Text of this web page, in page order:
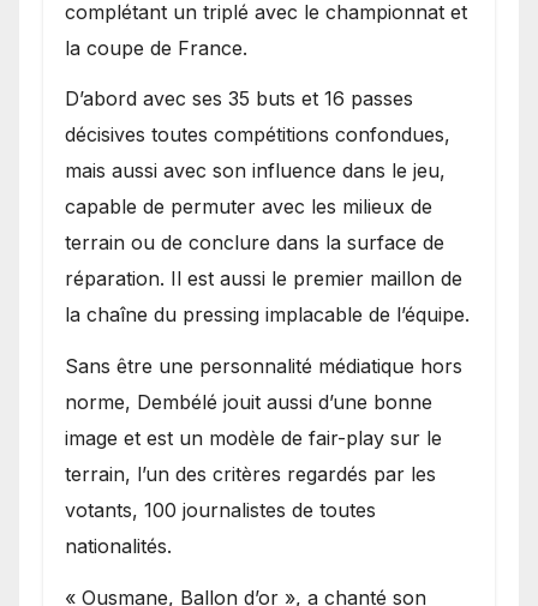
complétant un triplé avec le championnat et
la coupe de France.
D’abord avec ses 35 buts et 16 passes
décisives toutes compétitions confondues,
mais aussi avec son influence dans le jeu,
capable de permuter avec les milieux de
terrain ou de conclure dans la surface de
réparation. Il est aussi le premier maillon de
la chaîne du pressing implacable de l’équipe.
Sans être une personnalité médiatique hors
norme, Dembélé jouit aussi d’une bonne
image et est un modèle de fair-play sur le
terrain, l’un des critères regardés par les
votants, 100 journalistes de toutes
nationalités.
« Ousmane, Ballon d’or », a chanté son